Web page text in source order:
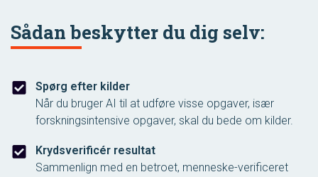
Sådan beskytter du dig selv:
Spørg efter kilder
Når du bruger AI til at udføre visse opgaver, især
forskningsintensive opgaver, skal du bede om kilder.
Krydsverificér resultat
Sammenlign med en betroet, menneske-verificeret